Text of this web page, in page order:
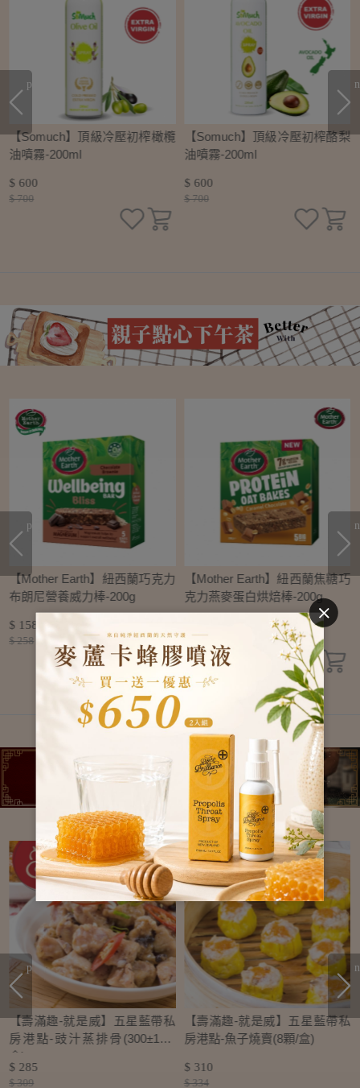
【Somuch】頂級冷壓初榨橄欖
油噴霧-200ml
$ 600
$ 700
【Somuch】頂級冷壓初榨酪梨
油噴霧-200ml
$ 600
$ 700
prev
【Mother Earth】紐西蘭巧克力
布朗尼營養威力棒-200g
$ 158
$ 258
【Mother Earth】紐西蘭焦糖巧
克力燕麥蛋白烘焙棒-200g
$ 258
prev
【壽滿趣-就是威】五星藍帶私
房港點-豉汁蒸排骨(300±10g/
盒)
$ 285
$ 309
【壽滿趣-就是威】五星藍帶私
房港點-魚子燒賣(8顆/盒)
$ 310
$ 334
prev